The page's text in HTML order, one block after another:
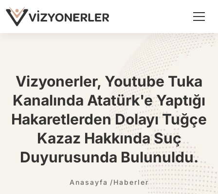
Vizyonerler, Youtube Tuka
Kanalında Atatürk'e Yaptığı
Hakaretlerden Dolayı Tuğçe
Kazaz Hakkında Suç
Duyurusunda Bulunuldu.
Anasayfa Haberler